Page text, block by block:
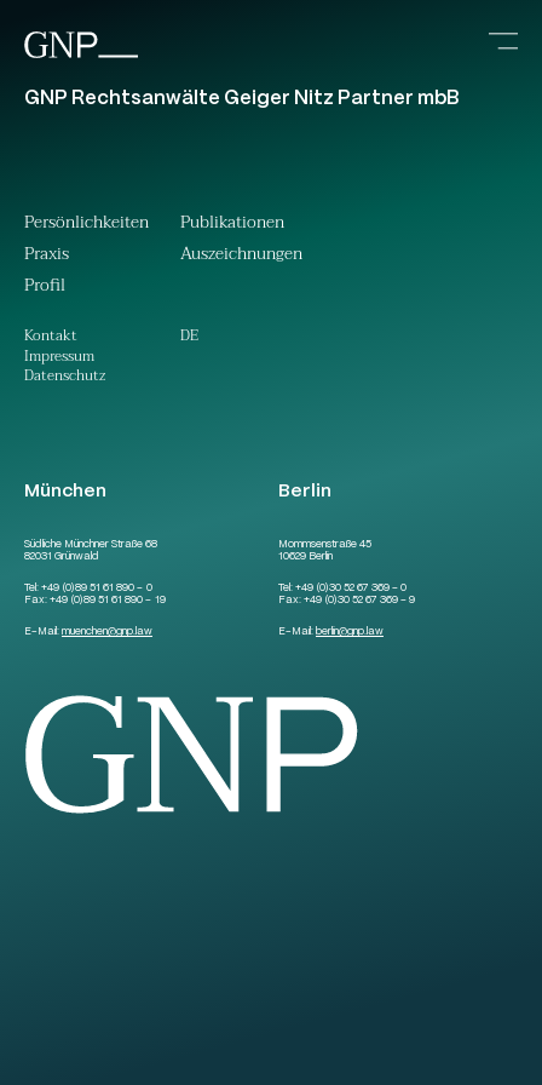
GNP Rechtsanwälte Geiger Nitz Partner mbB
München
Südliche Münchner Straße 68
82031 Grünwald
Tel:+49 (0)89 51 61 890 – 0
Fax:+49 (0)89 51 61 890 – 19
E-Mail:muenchen@gnp.law
Berlin
Mommsenstraße 45
10629 Berlin
Tel: +49 (0)30 52 67 369 – 0
Fax: +49 (0)30 52 67 369 – 9
E-Mail: berlin@gnp.law
Persönlichkeiten
Praxis
Profil
Kontakt
Impressum
Datenschutz
Publikationen
Auszeichnungen
DE